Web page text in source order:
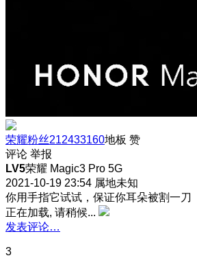
荣耀粉丝212433160地板 赞
评论 举报
LV5荣耀 Magic3 Pro 5G
2021-10-19 23:54 属地未知
你用手指它试试，保证你耳朵被割一刀
正在加载, 请稍候...
发表评论…
3